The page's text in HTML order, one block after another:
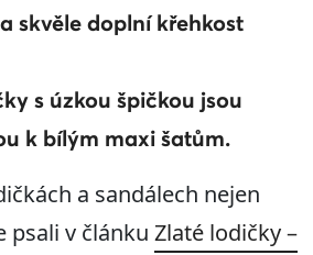
skvěle doplní křehkost
s úzkou špičkou jsou
k bílým maxi šatům.
a sandálech nejen
psali v článku Zlaté lodičky –